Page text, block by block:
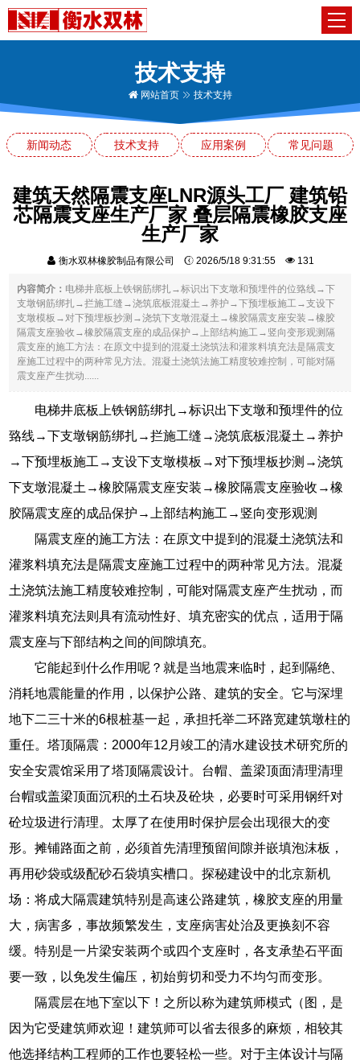
技术支持
网站首页 技术支持
新闻动态 技术支持 应用案例 常见问题
建筑天然隔震支座LNR源头工厂 建筑铅
芯隔震支座生产厂家 叠层隔震橡胶支座
生产厂家
衡水双林橡胶制品有限公司 2026/5/18 9:31:55 131
内容简介： 电梯井底板上铁钢筋绑扎→标识出下支墩和预埋件的位臵线→下
支墩钢筋绑扎→拦施工缝→浇筑底板混凝土→养护→下预埋板施工→支设下
支墩模板→对下预埋板抄测→浇筑下支墩混凝土→橡胶隔震支座安装→橡胶
隔震支座验收→橡胶隔震支座的成品保护→上部结构施工→竖向变形观测隔
震支座的施工方法：在原文中提到的混凝土浇筑法和灌浆料填充法是隔震支
座施工过程中的两种常见方法。混凝土浇筑法施工精度较难控制，可能对隔
震支座产生扰动......
电梯井底板上铁钢筋绑扎→标识出下支墩和预埋件的位
臵线→下支墩钢筋绑扎→拦施工缝→浇筑底板混凝土→养护
→下预埋板施工→支设下支墩模板→对下预埋板抄测→浇筑
下支墩混凝土→橡胶隔震支座安装→橡胶隔震支座验收→橡
胶隔震支座的成品保护→上部结构施工→竖向变形观测
隔震支座的施工方法：在原文中提到的混凝土浇筑法和
灌浆料填充法是隔震支座施工过程中的两种常见方法。混凝
土浇筑法施工精度较难控制，可能对隔震支座产生扰动，而
灌浆料填充法则具有流动性好、填充密实的优点，适用于隔
震支座与下部结构之间的间隙填充。
它能起到什么作用呢？就是当地震来临时，起到隔绝、
消耗地震能量的作用，以保护公路、建筑的安全。它与深埋
地下二三十米的6根桩基一起，承担托举二环路宽建筑墩柱的
重任。塔顶隔震：2000年12月竣工的清水建设技术研究所的
安全安震馆采用了塔顶隔震设计。台帽、盖梁顶面清理清理
台帽或盖梁顶面沉积的土石块及砼块，必要时可采用钢纤对
砼垃圾进行清理。太厚了在使用时保护层会出现很大的变
形。摊铺路面之前，必须首先清理预留间隙并嵌填泡沫板，
再用砂袋或级配砂石袋填实槽口。探秘建设中的北京新机
场：将成大隔震建筑特别是高速公路建筑，橡胶支座的用量
大，病害多，事故频繁发生，支座病害处治及更换刻不容
缓。特别是一片梁安装两个或四个支座时，各支承垫石平面
要一致，以免发生偏压，初始剪切和受力不均匀而变形。
隔震层在地下室以下！之所以称为建筑师模式（图，是
因为它受建筑师欢迎！建筑师可以省去很多的麻烦，相较其
他选择结构工程师的工作也要轻松一些。对于主体设计与隔